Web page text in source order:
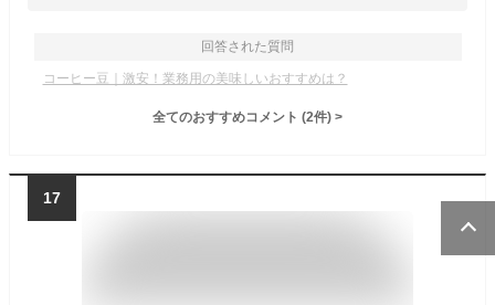
回答された質問
コーヒー豆｜激安！業務用の美味しいおすすめは？
全てのおすすめコメント (2件) >
17